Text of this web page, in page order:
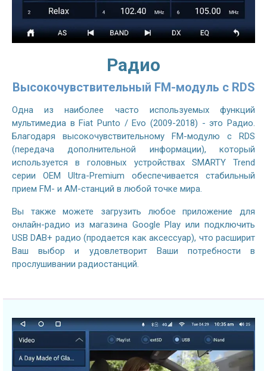
Радио
Высокочувствительный FM-модуль с RDS
Одна из наиболее часто используемых функций
мультимедиа в Fiat Punto / Evo (2009-2018) - это Радио.
Благодаря высокочувствительному FM-модулю с RDS
(передача дополнительной информации), который
используется в головных устройствах SMARTY Trend
серии OEM Ultra-Premium обеспечивается стабильный
прием FM- и AM-станций в любой точке мира.
Вы также можете загрузить любое приложение для
онлайн-радио из магазина Google Play или подключить
USB DAB+ радио (продается как аксессуар), что расширит
Ваш выбор и удовлетворит Ваши потребности в
прослушивании радиостанций.